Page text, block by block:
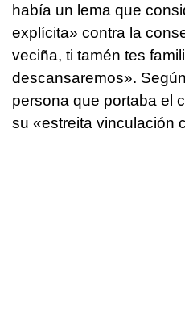
había un lema que
explícita» contra la
veciña, ti tamén tes
descansaremos».
persona que portaba el
su «estreita vinculación